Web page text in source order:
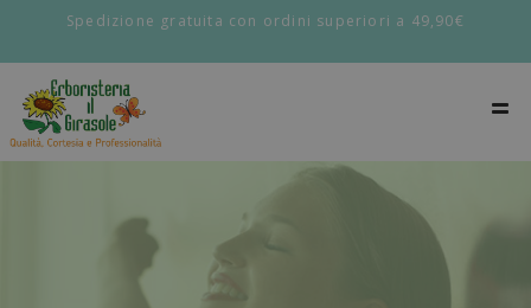
Spedizione gratuita con ordini superiori a 49,90€